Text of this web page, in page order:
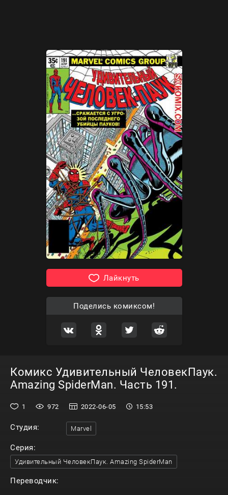
Лайкнуть
Поделись комиксом!
Комикс Удивительный ЧеловекПаук.
Amazing SpiderMan. Часть 191.
1 972 2022-06-05 15:53
Студия: Marvel
Серия:
Удивительный ЧеловекПаук. Amazing SpiderMan
Переводчик: